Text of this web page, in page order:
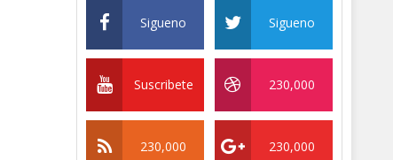
Sigueno Sigueno
Suscribete 230,000
230,000 230,000